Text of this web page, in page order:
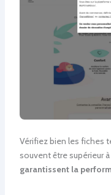
Vérifiez bien les fiches
souvent être supérieur à
garantissent la